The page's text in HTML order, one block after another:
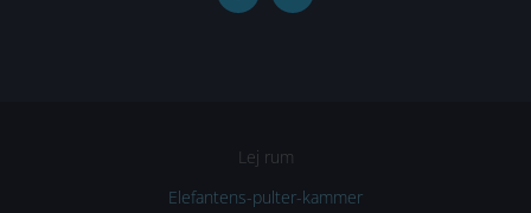
Lej rum
Elefantens-pulter-kammer